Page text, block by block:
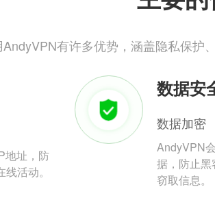
有许多优势，涵盖隐私保护
地址，防
活动。
数据安
数据加密
AndyVPN
据，防止
窃取信息。